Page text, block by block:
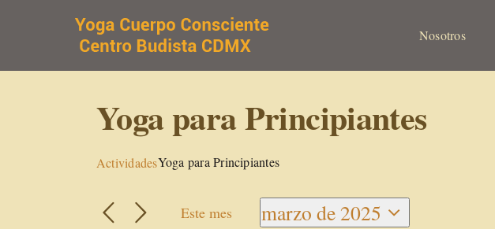
Nosotros
Yoga para Principiantes
ActividadesYoga para Principiantes
Este mes
marzo de 2025